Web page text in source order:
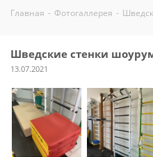
Главная - Фотогаллерея -
Шведские стенки
13.07.2021